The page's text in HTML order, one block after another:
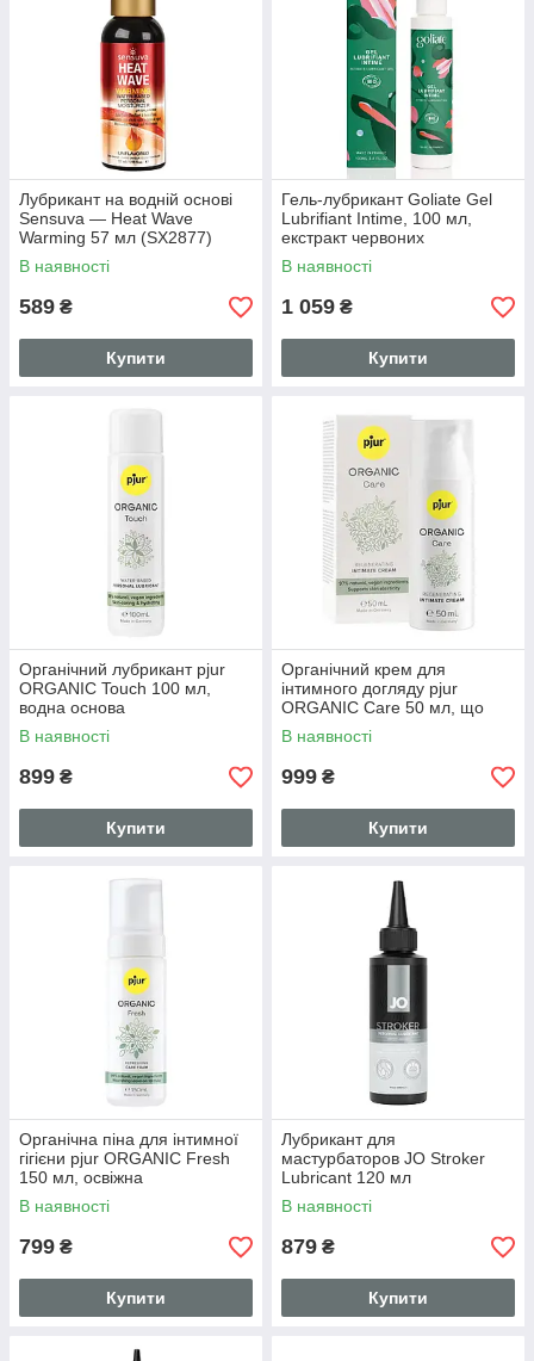
Лубрикант на водній основі
Sensuva — Heat Wave
Warming 57 мл (SX2877)
В наявності
589 ₴
Купити
Гель-лубрикант Goliate Gel
Lubrifiant Intime, 100 мл,
екстракт червоних
водоростей, веган-френдлі
В наявності
1 059 ₴
Купити
Органічний лубрикант pjur
ORGANIC Touch 100 мл,
водна основа
В наявності
899 ₴
Купити
Органічний крем для
інтимного догляду pjur
ORGANIC Care 50 мл, що
відновлює
В наявності
999 ₴
Купити
Органічна піна для інтимної
гігієни pjur ORGANIC Fresh
150 мл, освіжна
В наявності
799 ₴
Купити
Лубрикант для
мастурбаторов JO Stroker
Lubricant 120 мл
В наявності
879 ₴
Купити